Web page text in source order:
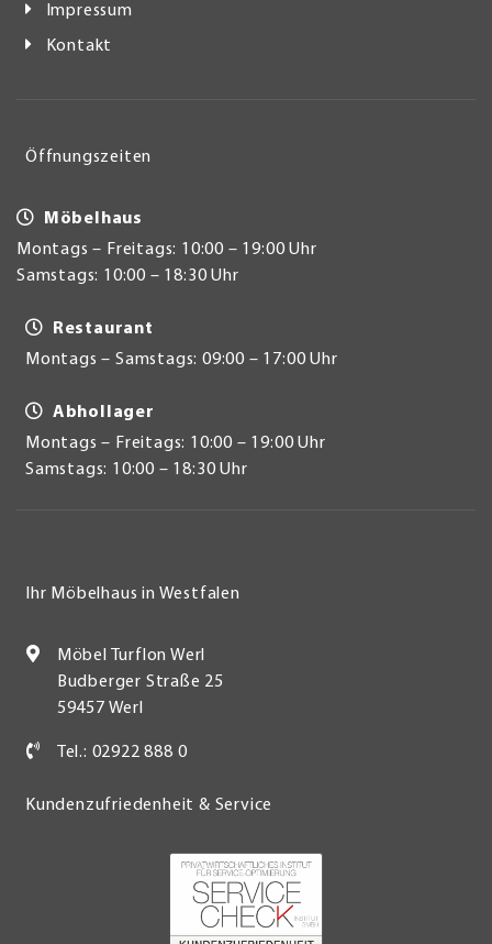
Impressum
Kontakt
Öffnungszeiten
Möbelhaus
Montags – Freitags: 10:00 – 19:00 Uhr
Samstags: 10:00 – 18:30 Uhr
Restaurant
Montags – Samstags: 09:00 – 17:00 Uhr
Abhollager
Montags – Freitags: 10:00 – 19:00 Uhr
Samstags: 10:00 – 18:30 Uhr
Ihr Möbelhaus in Westfalen
Möbel Turflon Werl
Budberger Straße 25
59457 Werl
Tel.: 02922 888 0
Kundenzufriedenheit & Service